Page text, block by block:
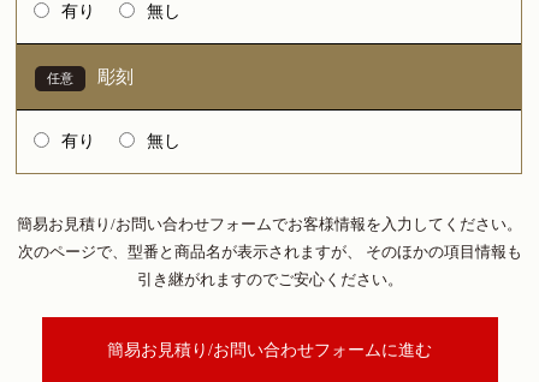
有り 無し
彫刻
有り 無し
簡易お見積り/お問い合わせフォームでお客様情報を入力してください。
次のページで、型番と商品名が表示されますが、
そのほかの項目情報も
引き継がれますのでご安心ください。
簡易お見積り/お問い合わせフォームに進む